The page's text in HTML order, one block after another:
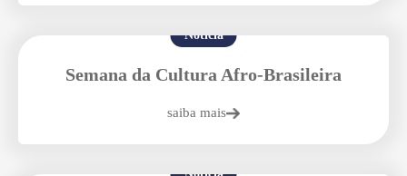
Notícia
Semana da Cultura Afro-Brasileira
saiba mais